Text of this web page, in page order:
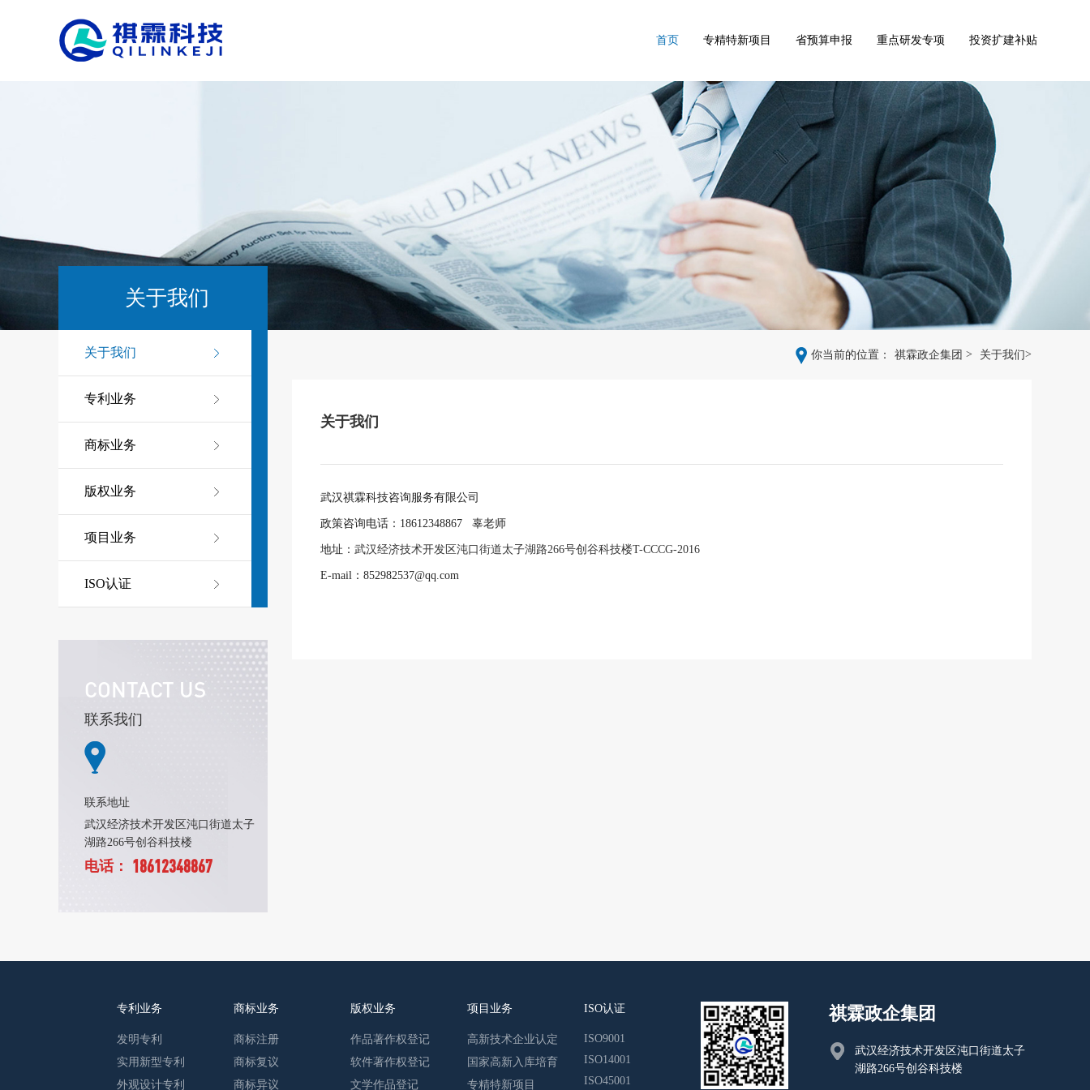
首页 专精特新项目 省预算申报 重点研发专项 投资扩建补贴
关于我们
关于我们
专利业务
商标业务
版权业务
项目业务
ISO认证
CONTACT US
联系我们
联系地址
武汉经济技术开发区沌口街道太子
湖路266号创谷科技楼
电话： 18612348867
你当前的位置： 祺霖政企集团 > 关于我们>
关于我们
武汉祺霖科技咨询服务有限公司
政策咨询电话：18612348867 辜老师
地址： 武汉经济技术开发区沌口街道太子湖路266号创谷科技楼T-CCCG-2016
E-mail：852982537@qq.com
专利业务
发明专利
实用新型专利
外观设计专利
商标业务
商标注册
商标复议
商标异议
版权业务
作品著作权登记
软件著作权登记
文学作品登记
项目业务
高新技术企业认定
国家高新入库培育
专精特新项目
ISO认证
ISO9001
ISO14001
ISO45001
祺霖政企集团
武汉经济技术开发区沌口街道太子
湖路266号创谷科技楼